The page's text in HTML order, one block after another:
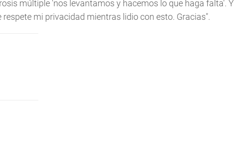
múltiple 'nos levantamos y hacemos lo que haga falta'. Y
mi privacidad mientras lidio con esto. Gracias".